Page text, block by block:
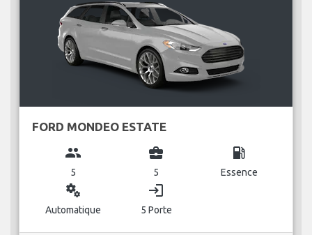
FORD MONDEO ESTATE
group
5
business_center
5
local_gas_station
Essence
miscellaneous_services
Automatique
login
5 Porte